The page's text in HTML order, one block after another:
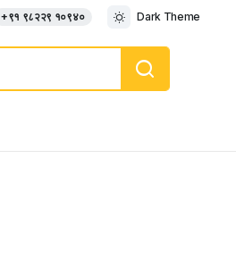
+९१ ९८२२९ १०९४० Dark Theme